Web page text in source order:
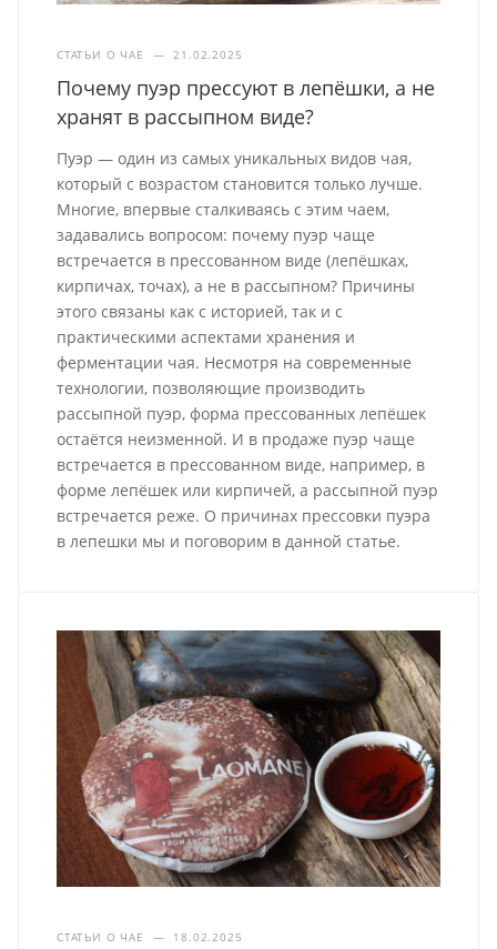
СТАТЬИ О ЧАЕ — 21.02.2025
Почему пуэр прессуют в лепёшки, а не
хранят в рассыпном виде?
Пуэр — один из самых уникальных видов чая,
который с возрастом становится только лучше.
Многие, впервые сталкиваясь с этим чаем,
задавались вопросом: почему пуэр чаще
встречается в прессованном виде (лепёшках,
кирпичах, точах), а не в рассыпном? Причины
этого связаны как с историей, так и с
практическими аспектами хранения и
ферментации чая. Несмотря на современные
технологии, позволяющие производить
рассыпной пуэр, форма прессованных лепёшек
остаётся неизменной. И в продаже пуэр чаще
встречается в прессованном виде, например, в
форме лепёшек или кирпичей, а рассыпной пуэр
встречается реже. О причинах прессовки пуэра
в лепешки мы и поговорим в данной статье.
СТАТЬИ О ЧАЕ — 18.02.2025